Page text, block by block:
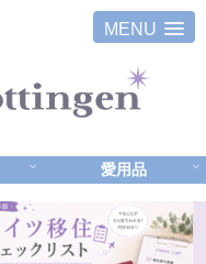
MENU
愛用品